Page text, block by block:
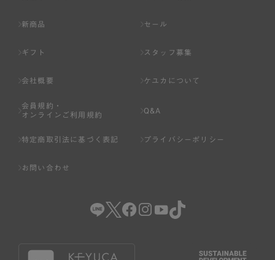
新商品 セール
ギフト スタッフ募集
会社概要 ケユカについて
会員規約・
オンラインご利用規約
Q&A
特定商取引法に基づく表記 プライバシーポリシー
お問い合わせ